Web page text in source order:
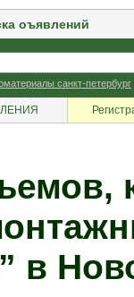
оъявлений
санкт-петербург
в